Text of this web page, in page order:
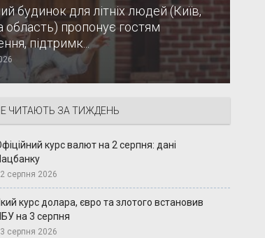
будинок для літніх людей (Київ,
область) пропонує гостям
підтримк...
ЧИТАЮТЬ ЗА ТИЖДЕНЬ
курс валют на 2 серпня: дані
серпня 2026
курс долара, євро та злотого встановив
на 3 серпня
серпня 2026